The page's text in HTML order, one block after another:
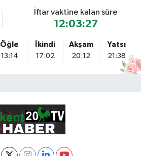
İftar vaktine kalan süre
12:03:26
Öğle
13:14
İkindi
17:02
Akşam
20:12
Yatsı
21:38